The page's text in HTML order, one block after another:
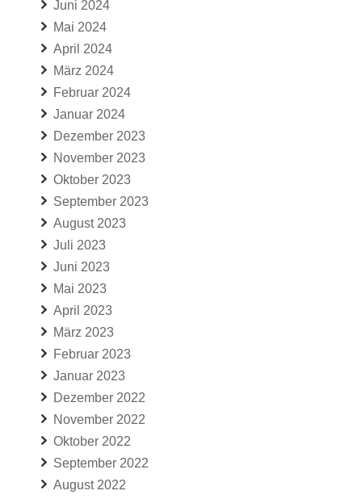
Juni 2024
Mai 2024
April 2024
März 2024
Februar 2024
Januar 2024
Dezember 2023
November 2023
Oktober 2023
September 2023
August 2023
Juli 2023
Juni 2023
Mai 2023
April 2023
März 2023
Februar 2023
Januar 2023
Dezember 2022
November 2022
Oktober 2022
September 2022
August 2022